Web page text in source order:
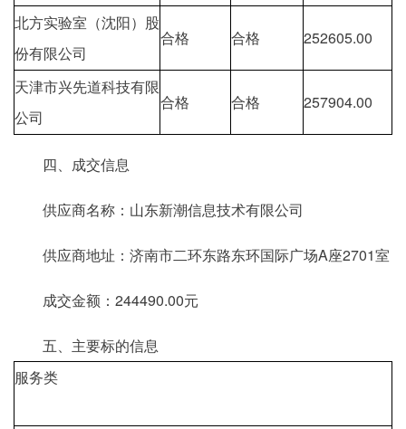
北方实验室（沈阳）股
份有限公司
合格 合格 252605.00
天津市兴先道科技有限
公司
合格 合格 257904.00
四、成交信息
供应商名称：山东新潮信息技术有限公司
供应商地址：济南市二环东路东环国际广场A座2701室
成交金额：244490.00元
五、主要标的信息
服务类